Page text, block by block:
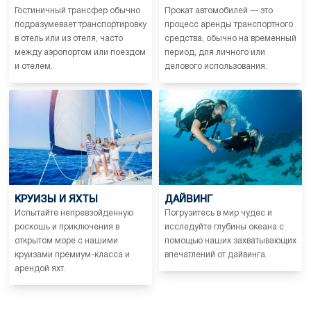
Гостиничный трансфер обычно
подразумевает транспортировку
в отель или из отеля, часто
между аэропортом или поездом
и отелем.
Прокат автомобилей — это
процесс аренды транспортного
средства, обычно на временный
период, для личного или
делового использования.
КРУИЗЫ И ЯХТЫ
Испытайте непревзойденную
роскошь и приключения в
открытом море с нашими
круизами премиум-класса и
арендой яхт.
ДАЙВИНГ
Погрузитесь в мир чудес и
исследуйте глубины океана с
помощью наших захватывающих
впечатлений от дайвинга.